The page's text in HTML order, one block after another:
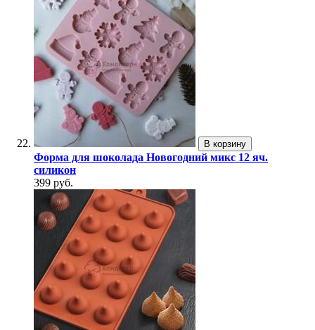
В корзину
Форма для шоколада Новогодний микс 12 яч.
силикон
399 руб.